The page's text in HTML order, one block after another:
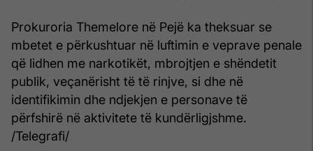
Prokuroria Themelore në Pejë ka theksuar se
mbetet e përkushtuar në luftimin e veprave penale
që lidhen me narkotikët, mbrojtjen e shëndetit
publik, veçanërisht të të rinjve, si dhe në
identifikimin dhe ndjekjen e personave të
përfshirë në aktivitete të kundërligjshme.
/Telegrafi/